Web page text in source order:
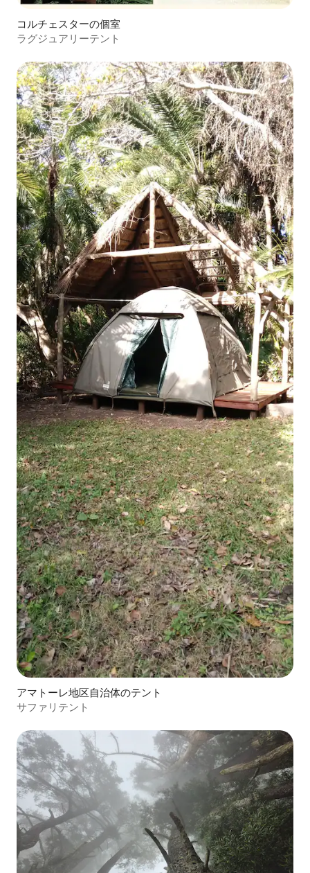
コルチェスターの個室
ラグジュアリーテント
アマトーレ地区自治体のテント
サファリテント